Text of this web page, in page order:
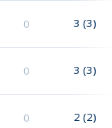
0 3 (3)
0 3 (3)
0 2 (2)